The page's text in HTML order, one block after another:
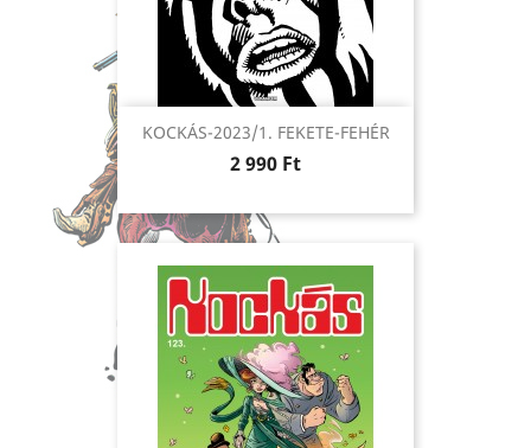
KOCKÁS-2023/1. FEKETE-FEHÉR
Ár
2 990 Ft